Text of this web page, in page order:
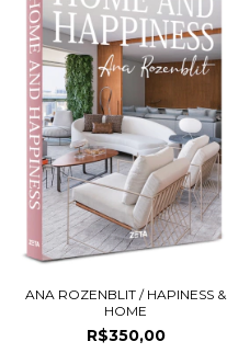
ANA ROZENBLIT / HAPINESS &
HOME
R$350,00